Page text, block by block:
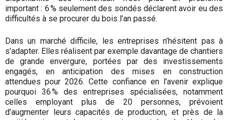
important : 6 % seulement des sondés déclarent avoir eu des
difficultés à se procurer du bois l’an passé.
Dans un marché difficile, les entreprises n’hésitent pas à
s’adapter. Elles réalisent par exemple davantage de chantiers
de grande envergure, portées par des investissements
engagés, en anticipation des mises en construction
attendues pour 2026. Cette confiance en l’avenir explique
pourquoi 36 % des entreprises spécia­lisées, notamment
celles employant plus de 20 personnes, prévoient
d’augmenter leurs capacités de production, et près de la